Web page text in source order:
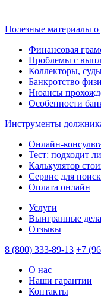
Полезные материалы о
Финансовая
Проблемы с
Коллекторы,
Банкротство
Нюансы
Особенности
Инструменты
Онлайн-
Тест: подходит
Калькулятор
Сервис для
Оплата онлайн
Услуги
Выигранные дела
Отзывы
8 (800) 333-89-13 +7
О нас
Наши гарантии
Контакты